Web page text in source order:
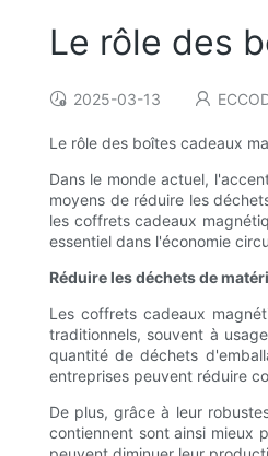
Le rôle des
2025-03-13
Le rôle des boîtes cadeaux
Dans le monde actuel,
moyens de réduire les
les coffrets cadeaux
essentiel dans l'économie
Réduire les déchets de
Les coffrets cadeaux
traditionnels, souvent à
quantité de déchets
entreprises peuvent réduire
De plus, grâce à leur
contiennent sont ainsi mieux